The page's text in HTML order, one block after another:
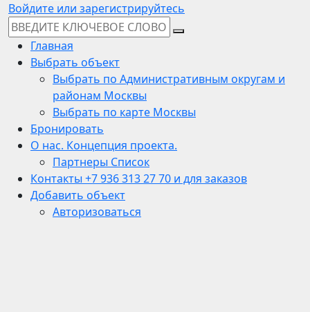
Войдите или зарегистрируйтесь
Главная
Выбрать объект
Выбрать по Административным округам и
районам Москвы
Выбрать по карте Москвы
Бронировать
О нас. Концепция проекта.
Партнеры Список
Контакты +7 936 313 27 70 и для заказов
Добавить объект
Авторизоваться